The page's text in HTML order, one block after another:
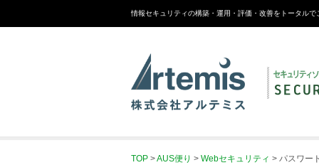
情報セキュリティの構築・運用・評価・改善をトータル
TOP >AUS便り > Webセキュリティ > パスワー